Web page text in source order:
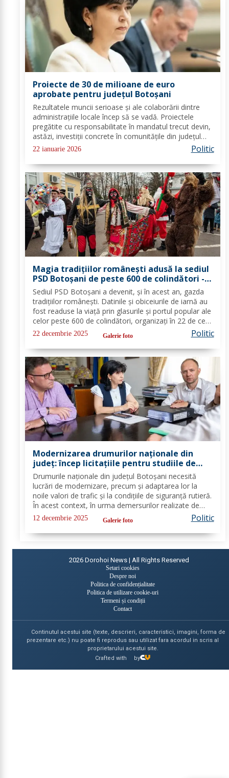
Proiecte de 30 de milioane de euro
aprobate pentru județul Botoșani
Rezultatele muncii serioase și ale colaborării dintre
administrațiile locale încep să se vadă. Proiectele
pregătite cu responsabilitate în mandatul trecut devin,
astăzi, investiții concrete în comunitățile din județul
Botoșani. Acestea vizează modernizarea iluminatului
22 ianuarie 2026 Politic
Magia tradițiilor românești adusă la sediul
PSD Botoșani de peste 600 de colindători -
FOTO
Sediul PSD Botoșani a devenit, și în acest an, gazda
tradițiilor românești. Datinile și obiceiurile de iarnă au
fost readuse la viață prin glasurile și portul popular ale
celor peste 600 de colindători, organizați în 22 de cete
din întreg județul. Îmbrăcați în costume autentice,
22 decembrie 2025 Galerie foto Politic
Modernizarea drumurilor naționale din
județ: încep licitațiile pentru studiile de
fezabilitate
Drumurile naționale din județul Botoșani necesită
lucrări de modernizare, precum și adaptarea lor la
noile valori de trafic și la condițiile de siguranță rutieră.
În acest context, în urma demersurilor realizate de
echipa PSD Botoșani, Direcția Regională de Drumuri
și Poduri Iași a scos la...
12 decembrie 2025 Galerie foto Politic
2026 Dorohoi News | All Rights Reserved
Setari cookies
Despre noi
Politica de confidențialitate
Politica de utilizare cookie-uri
Termeni și condiții
Contact
Continutul acestui site (texte, descrieri, caracteristici, imagini, forma de
prezentare etc.) nu poate fi reprodus sau utilizat fara acordul in scris al
proprietarului acestui site.
Crafted with
by